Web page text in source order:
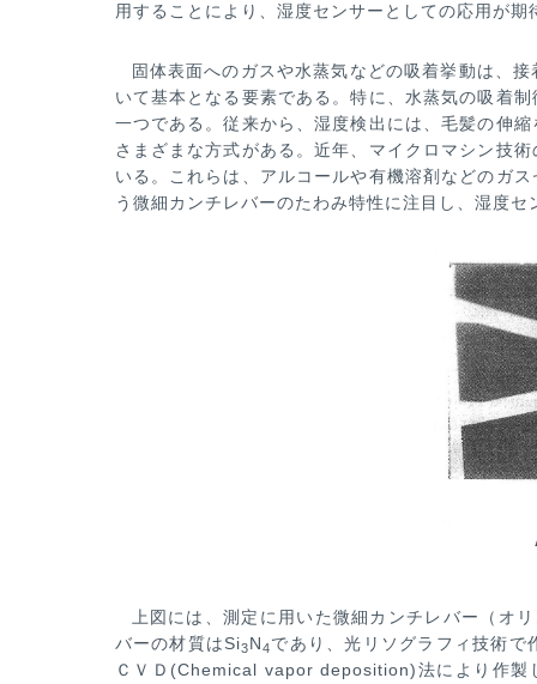
用すること により、湿度センサーとしての応用が期
固体表面へのガスや水蒸気などの吸着挙動は、
いて基本となる要素である。特に、水蒸気の吸着制
一つである。従来から、湿度検出には、毛髪の伸
さまざまな方式がある。近年、マイクロマシン技
いる。これらは、アルコールや有機溶剤などのガ
う微細カンチレバーのたわみ特性に注目し、湿度
上図には、測定に用いた微細カンチレバー（オ
バーの材質はSi3N4であり、光リソグラフィ技術で
ＣＶＤ(Chemical vapor deposition)法により作製